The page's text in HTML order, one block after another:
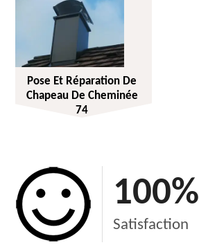
Pose Et Réparation De
Chapeau De Cheminée
74
100%
Satisfaction